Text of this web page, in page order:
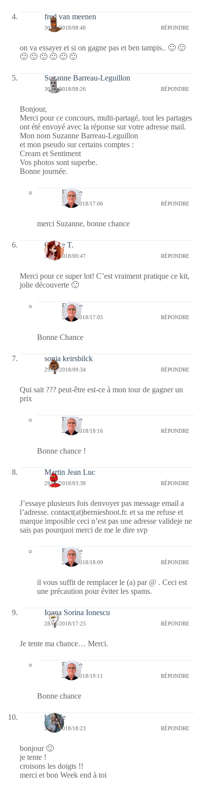
fred van meenen
30/05/2018/08:40 RÉPONDRE
on va essayer et si on gagne pas et ben tampis.. 🙂 🙂
🙂 🙂 🙂 🙂 🙂 🙂
Suzanne Barreau-Leguillon
30/05/2018/08:26 RÉPONDRE
Bonjour,
Merci pour ce concours, multi-partagé, tout les partages
ont été envoyé avec la réponse sur votre adresse mail.
Mon nom Suzanne Barreau-Leguillon
et mon pseudo sur certains comptes :
Cream et Sentiment
Vos photos sont superbe.
Bonne journée.
Bernie
30/05/2018/17:06 RÉPONDRE
merci Suzanne, bonne chance
Coline T.
30/05/2018/00:47 RÉPONDRE
Merci pour ce super lot! C’est vraiment pratique ce kit,
jolie découverte 🙂
Bernie
30/05/2018/17:05 RÉPONDRE
Bonne Chance
sonia keirsbilck
29/05/2018/09:34 RÉPONDRE
Qui sait ??? peut-être est-ce à mon tour de gagner un
prix
Bernie
29/05/2018/18:16 RÉPONDRE
Bonne chance !
Martin Jean Luc
29/05/2018/03:38 RÉPONDRE
J’essaye plusieurs fois denvoyer pas message email a
l’adresse. contact(at)bernieshoot.fr. et sa me refuse et
marque imposible ceci n’est pas une adresse valideje ne
sais pas pourquoi merci de me le dire svp
Bernie
29/05/2018/18:09 RÉPONDRE
il vous suffit de remplacer le (a) par @ . Ceci est
une précaution pour éviter les spams.
Ioana Sorina Ionescu
28/05/2018/17:25 RÉPONDRE
Je tente ma chance… Merci.
Bernie
28/05/2018/19:11 RÉPONDRE
Bonne chance
bubble
27/05/2018/18:23 RÉPONDRE
bonjour 🙂
je tente !
croisons les doigts !!
merci et bon Week end à toi